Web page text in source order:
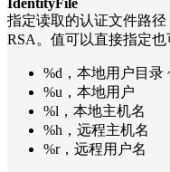
指定读取的认证文件路径
RSA。值可以直接指定也
%d，本地用户目录
%u，本地用户
%l，本地主机名
%h，远程主机名
%r，远程用户名